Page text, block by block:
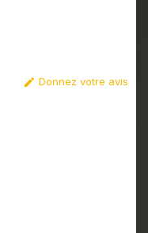
 Donnez votre avis